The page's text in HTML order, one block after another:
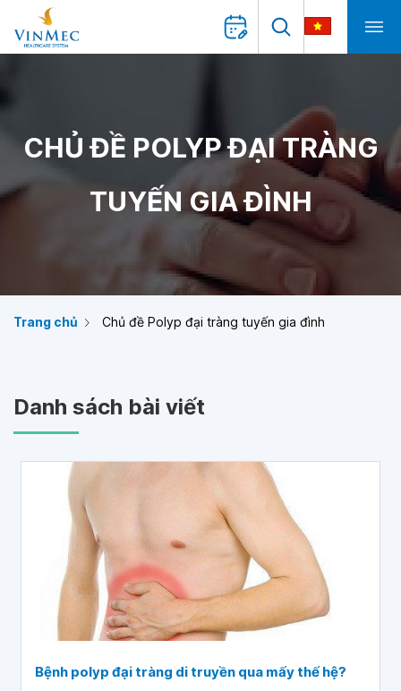
CHỦ ĐỀ POLYP ĐẠI TRÀNG
TUYẾN GIA ĐÌNH
Trang chủ Chủ đề Polyp đại tràng tuyến gia đình
Danh sách bài viết
Bệnh polyp đại tràng di truyền qua mấy thế hệ?